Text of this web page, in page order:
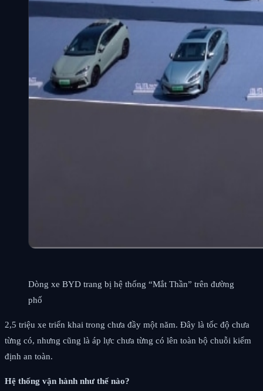
Dòng xe BYD trang bị hệ thống “Mắt Thần” trên đường
phố
2,5 triệu xe triển khai trong chưa đầy một năm. Đây là tốc độ chưa
từng có, nhưng cũng là áp lực chưa từng có lên toàn bộ chuỗi kiểm
định an toàn.
Hệ thống vận hành như thế nào?